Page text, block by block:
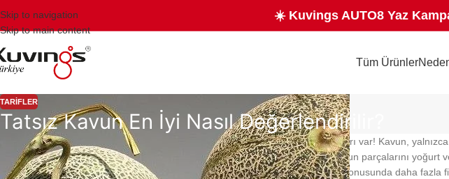
Skip to navigation
Skip to main content
☀️ Kuvings AUTO8 Yaz
Tüm Ürünler
TARIFLER
Tatsız Kavun En İyi Nasıl Değerlendirilir?
Tatsız kavunlarınız mı var? Endişelenmeyin, onları lezzetli hale getirmenin yolları var! Kavun,
smoothie yapmayı deneyin; hem besleyici hem de lezzetli olacaktır. Ayrıca, kavun parçalarını
salatalara doğrayarak yemeklerinize tat katın. Tatsız kavunları değerlendirme konusunda daha fazla